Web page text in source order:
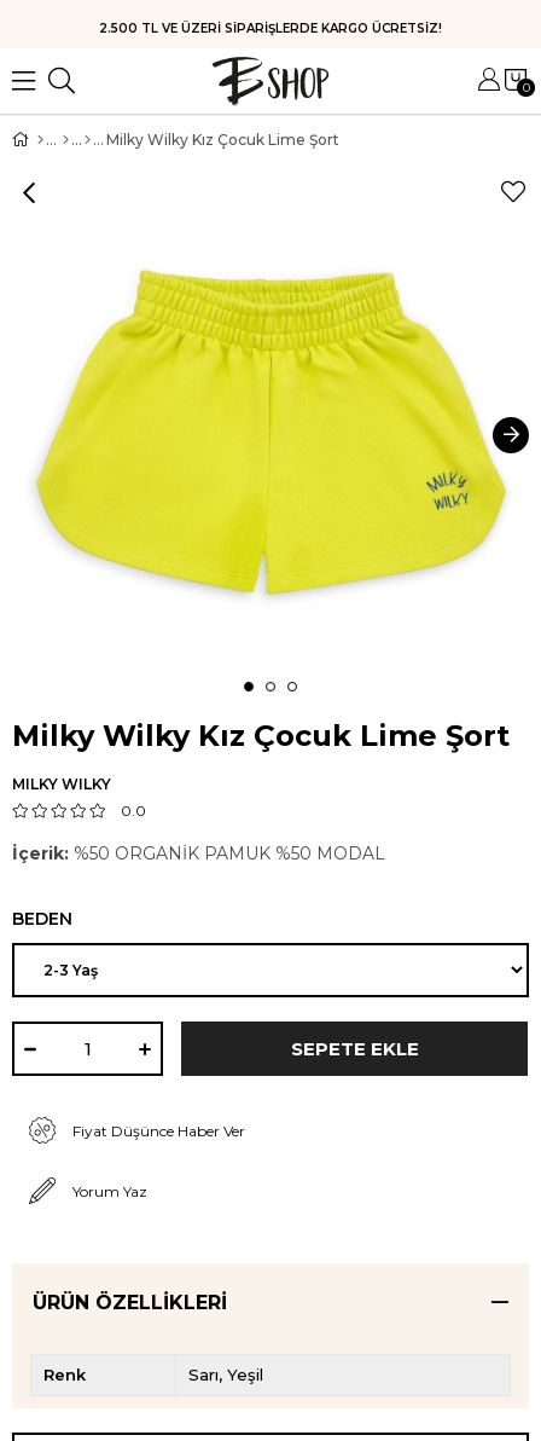
2.500 TL VE ÜZERİ SİPARİŞLERDE KARGO ÜCRETSİZ!
0
Milky Wilky Kız Çocuk Lime Şort
Milky Wilky Kız Çocuk Lime Şort
MILKY WILKY
0.0
İçerik: %50 ORGANİK PAMUK %50 MODAL
BEDEN
Fiyat Düşünce Haber Ver
Yorum Yaz
ÜRÜN ÖZELLIKLERI
Renk Sarı Yeşil